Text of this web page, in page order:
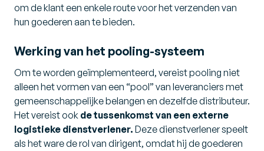
om de klant een enkele route voor het verzenden van
hun goederen aan te bieden.
Werking van het pooling-systeem
Om te worden geïmplementeerd, vereist pooling niet
alleen het vormen van een “pool” van leveranciers met
gemeenschappelijke belangen en dezelfde distributeur.
Het vereist ook de tussenkomst van een externe
logistieke dienstverlener. Deze dienstverlener speelt
als het ware de rol van dirigent, omdat hij de goederen